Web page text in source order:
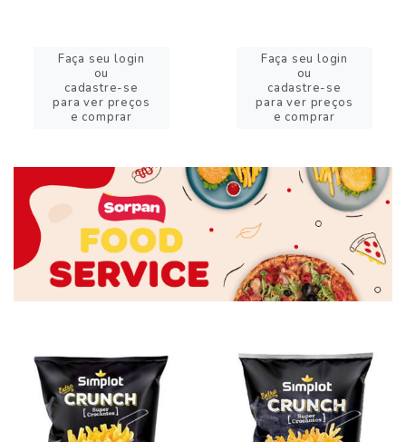
Faça seu login
ou
cadastre-se
para ver preços
e comprar
Faça seu login
ou
cadastre-se
para ver preços
e comprar